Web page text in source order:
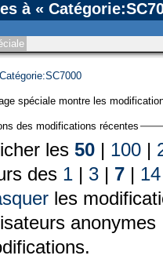
à «
Catégorie:SC7000
spéciale montre les
des modifications récentes
les 50| 100|
des 1| 3| 7| 14
les